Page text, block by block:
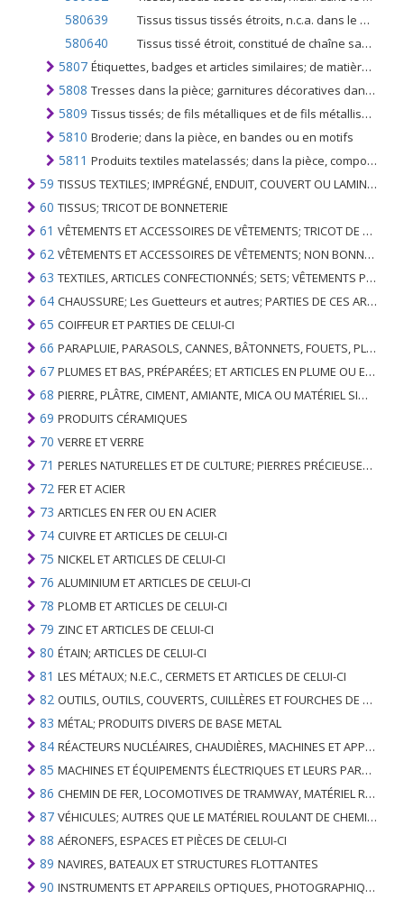
580639 Tissus tissus tissés étroits, n.c.a. dans le n ° 5806, de matières textiles, n.c.a. dans l'article no. 5806.3 (à l'exclusion des produits du n ° 5807)
580640 Tissus tissé étroit, constitué de chaîne sans trame, assemblé au moyen d'un adhésif (bolducs)
5807 Étiquettes, badges et articles similaires; de matières textiles, en pièces, en bandes ou découpées en forme ou en taille, non brodées
5808 Tresses dans la pièce; garnitures décoratives dans la pièce, sans broderie, autres qu'en bonneterie; glands, pompons et articles similaires
5809 Tissus tissés; de fils métalliques et de fils métallisés du n °. 5605, des types utilisés dans l'habillement, comme tissus d'ameublement ou à usages similaires; n.c.a. ou inclus
5810 Broderie; dans la pièce, en bandes ou en motifs
5811 Produits textiles matelassés; dans la pièce, composée d'une ou plusieurs couches de matières textiles assemblées par rembourrage par couture ou autrement (à l'exclusion des broderies du n ° 5810)
59 TISSUS TEXTILES; IMPRÉGNÉ, ENDUIT, COUVERT OU LAMINÉ; ARTICLES TEXTILES D'UN TYPE ADAPTÉ À L'USAGE INDUSTRIEL
60 TISSUS; TRICOT DE BONNETERIE
61 VÊTEMENTS ET ACCESSOIRES DE VÊTEMENTS; TRICOT DE BONNETERIE
62 VÊTEMENTS ET ACCESSOIRES DE VÊTEMENTS; NON BONNETERIE
63 TEXTILES, ARTICLES CONFECTIONNÉS; SETS; VÊTEMENTS PORTÉS ET ARTICLES TEXTILES USÉS; RAGS
64 CHAUSSURE; Les Guetteurs et autres; PARTIES DE CES ARTICLES
65 COIFFEUR ET PARTIES DE CELUI-CI
66 PARAPLUIE, PARASOLS, CANNES, BÂTONNETS, FOUETS, PLANTES DE CONDUITE; ET LEURS PARTIES
67 PLUMES ET BAS, PRÉPARÉES; ET ARTICLES EN PLUME OU EN BAS; FLEURS ARTIFICIELLES; ARTICLES DE CHEVEUX HUMAINS
68 PIERRE, PLÂTRE, CIMENT, AMIANTE, MICA OU MATÉRIEL SIMILAIRE; ARTICLES DE CELUI-CI
69 PRODUITS CÉRAMIQUES
70 VERRE ET VERRE
71 PERLES NATURELLES ET DE CULTURE; PIERRES PRÉCIEUSES, SEMI-PRÉCIEUSES; MÉTAUX PRÉCIEUX, PLAQUÉS OU DOUBLÉS DE MÉTAUX PRÉCIEUX ET OUVRAGES EN CES MATIÈRES; IMITATION BIJOUTERIE; PIÈCE DE MONNAIE
72 FER ET ACIER
73 ARTICLES EN FER OU EN ACIER
74 CUIVRE ET ARTICLES DE CELUI-CI
75 NICKEL ET ARTICLES DE CELUI-CI
76 ALUMINIUM ET ARTICLES DE CELUI-CI
78 PLOMB ET ARTICLES DE CELUI-CI
79 ZINC ET ARTICLES DE CELUI-CI
80 ÉTAIN; ARTICLES DE CELUI-CI
81 LES MÉTAUX; N.E.C., CERMETS ET ARTICLES DE CELUI-CI
82 OUTILS, OUTILS, COUVERTS, CUILLÈRES ET FOURCHES DE MÉTAUX DE BASE; PARTIES DE CELLES-CI, EN METAL DE BASE
83 MÉTAL; PRODUITS DIVERS DE BASE METAL
84 RÉACTEURS NUCLÉAIRES, CHAUDIÈRES, MACHINES ET APPAREILS MÉCANIQUES; PARTIES DE CELLES-CI
85 MACHINES ET ÉQUIPEMENTS ÉLECTRIQUES ET LEURS PARTIES; ENREGISTREURS ET REPRODUCTEURS SONORES; APPAREILS D'ENREGISTREMENT OU DE REPRODUCTION DES IMAGES ET DU SON EN TÉLÉVISION, PIÈCES ET ACCESSOIRES DE TELS ARTICLES
86 CHEMIN DE FER, LOCOMOTIVES DE TRAMWAY, MATÉRIEL ROULANT ET LEURS PARTIES; RACCORDS DE CHEMIN DE FER OU DE TRAMWAY ET RACCORDS ET PIÈCES DE CELLES-CI; ÉQUIPEMENT DE SIGNALISATION DE TRAFIC MÉCANIQUE (Y COMPRIS ÉLECTRO-MÉCANIQUE) DE TOUS TYPES
87 VÉHICULES; AUTRES QUE LE MATÉRIEL ROULANT DE CHEMIN DE FER OU DE TRAMWAY, ET LEURS PIÈCES ET ACCESSOIRES
88 AÉRONEFS, ESPACES ET PIÈCES DE CELUI-CI
89 NAVIRES, BATEAUX ET STRUCTURES FLOTTANTES
90 INSTRUMENTS ET APPAREILS OPTIQUES, PHOTOGRAPHIQUES, CINÉMATOGRAPHIQUES, DE MESURE, DE CONTRÔLE, DE MÉDECINE OU DE CHIRURGIE; PIÈCES ET ACCESSOIRES